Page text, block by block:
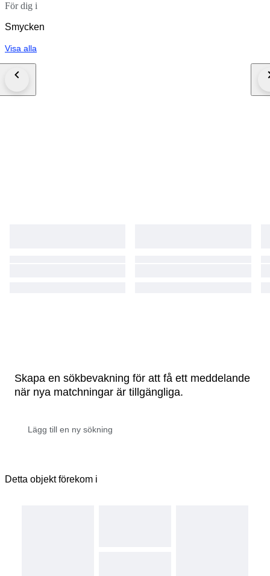
För dig i
Smycken
Visa alla
Skapa en sökbevakning för att få ett meddelande
när nya matchningar är tillgängliga.
Detta objekt förekom i